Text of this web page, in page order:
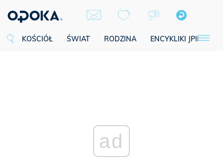
KOŚCIÓŁ ŚWIAT RODZINA ENCYKLIKI JPII
ad